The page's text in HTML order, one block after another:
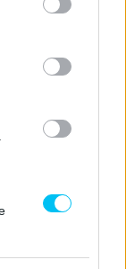
party tags to
below Google